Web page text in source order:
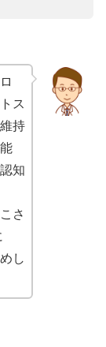
ス
持
知
さ
し